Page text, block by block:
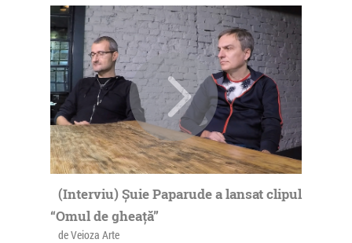
(Interviu) Șuie Paparude a lansat clipul
“Omul de gheață”
de Veioza Arte